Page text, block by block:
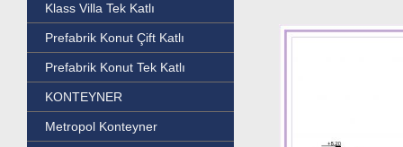
Klass Villa Tek Katlı
Prefabrik Konut Çift Katlı
Prefabrik Konut Tek Katlı
KONTEYNER
Metropol Konteyner